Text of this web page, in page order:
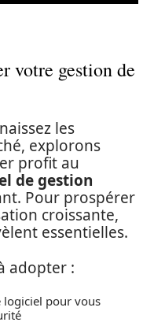
votre gestion de
les
explorons
profit au
de gestion
Pour prospérer
croissante,
essentielles.
adopter :
pour vous